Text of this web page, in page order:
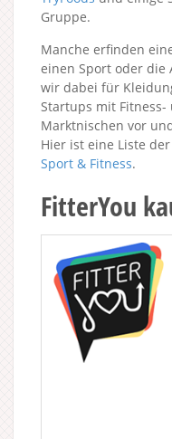
Gruppe.
Manche erfinden
einen Sport oder die
wir dabei für
Startups mit
Marktnischen vor
Hier ist eine Liste der
Sport & Fitness.
FitterYou